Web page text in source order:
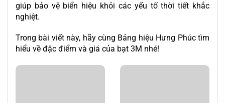
giúp bảo vệ biển hiệu khỏi các yếu tố thời tiết khắc
nghiệt.
Trong bài viết này, hãy cùng Bảng hiệu Hưng Phúc tìm
hiểu về đặc điểm và giá của bạt 3M nhé!